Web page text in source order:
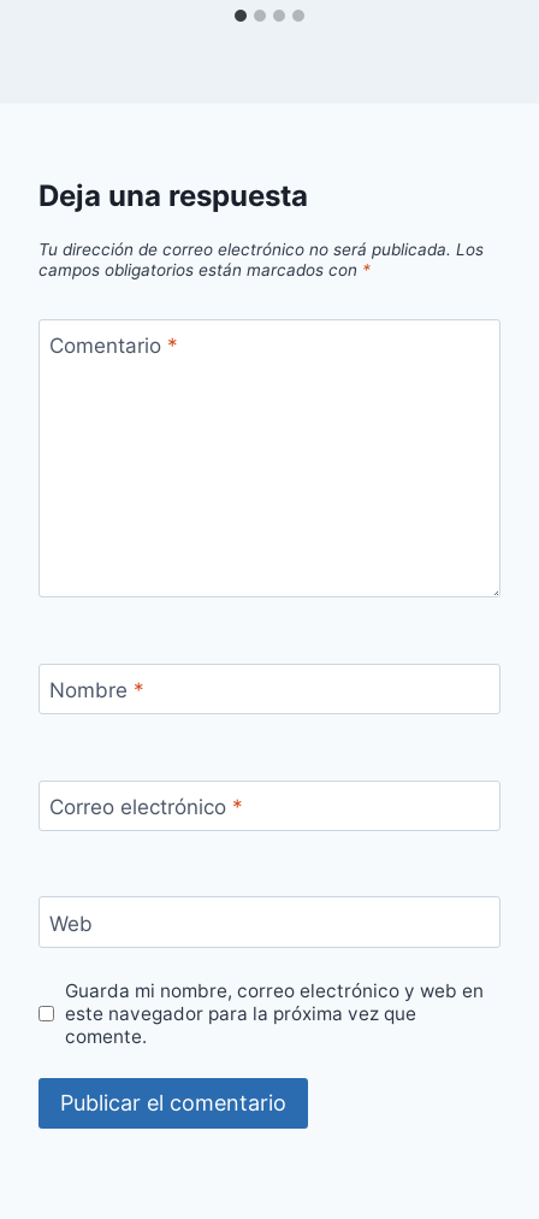
Deja una respuesta
Tu dirección de correo electrónico no será publicada. Los
campos obligatorios están marcados con *
Comentario *
Nombre *
Correo electrónico *
Web
Guarda mi nombre, correo electrónico y web en
este navegador para la próxima vez que
comente.